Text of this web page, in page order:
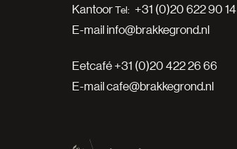
Kantoor
+31 (0)20 622 90 14
E-mailinfo@brakkegrond.nl
Eetcafé+31 (0)20 422 26 66
E-mailcafe@brakkegrond.nl